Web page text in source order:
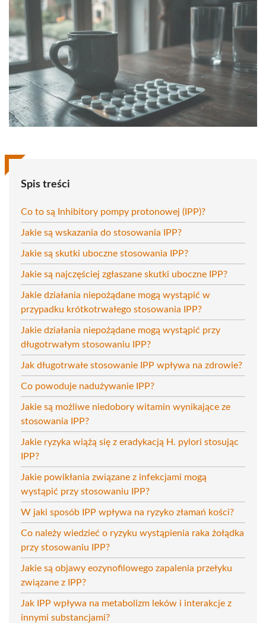
Spis treści
Co to są Inhibitory pompy protonowej (IPP)?
Jakie są wskazania do stosowania IPP?
Jakie są skutki uboczne stosowania IPP?
Jakie są najczęściej zgłaszane skutki uboczne IPP?
Jakie działania niepożądane mogą wystąpić w
przypadku krótkotrwałego stosowania IPP?
Jakie działania niepożądane mogą wystąpić przy
długotrwałym stosowaniu IPP?
Jak długotrwałe stosowanie IPP wpływa na zdrowie?
Co powoduje nadużywanie IPP?
Jakie są możliwe niedobory witamin wynikające ze
stosowania IPP?
Jakie ryzyka wiążą się z eradykacją H. pylori stosując
IPP?
Jakie powikłania związane z infekcjami mogą
wystąpić przy stosowaniu IPP?
W jaki sposób IPP wpływa na ryzyko złamań kości?
Co należy wiedzieć o ryzyku wystąpienia raka żołądka
przy stosowaniu IPP?
Jakie są objawy eozynofilowego zapalenia przełyku
związane z IPP?
Jak IPP wpływa na metabolizm leków i interakcje z
innymi substancjami?